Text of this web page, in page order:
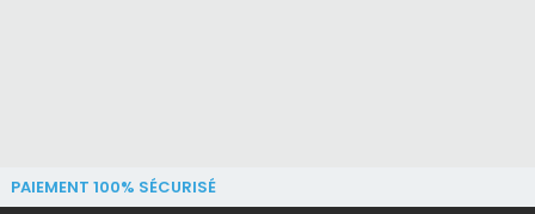
PAIEMENT 100% SÉCURISÉ